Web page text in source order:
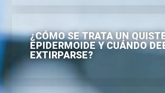
¿CÓMO SE TRATA UN
EPIDERMOIDE Y CUÁNDO
EXTIRPARSE?